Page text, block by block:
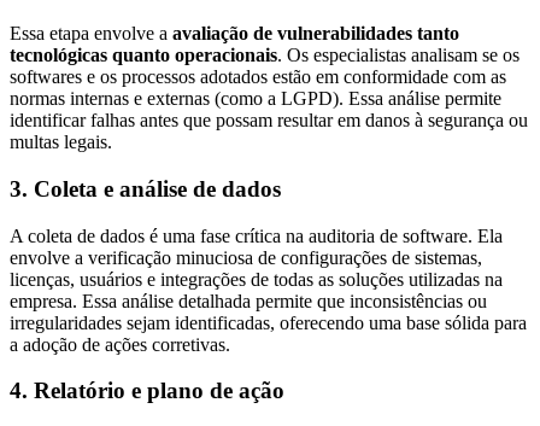
Essa etapa envolve a avaliação de vulnerabilidades tanto
tecnológicas quanto operacionais. Os especialistas analisam se os
softwares e os processos adotados estão em conformidade com as
normas internas e externas (como a LGPD). Essa análise permite
identificar falhas antes que possam resultar em danos à segurança ou
multas legais.
3. Coleta e análise de dados
A coleta de dados é uma fase crítica na auditoria de software. Ela
envolve a verificação minuciosa de configurações de sistemas,
licenças, usuários e integrações de todas as soluções utilizadas na
empresa. Essa análise detalhada permite que inconsistências ou
irregularidades sejam identificadas, oferecendo uma base sólida para
a adoção de ações corretivas.
4. Relatório e plano de ação